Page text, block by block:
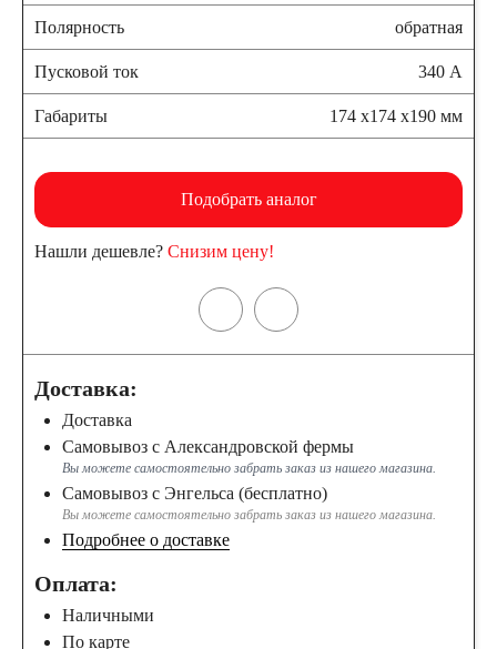
Полярность обратная
Пусковой ток 340 А
Габариты 174 x174 x190 мм
Подобрать аналог
Нашли дешевле? Снизим цену!
Доставка:
Доставка
Самовывоз с Александровской фермы
Вы можете самостоятельно забрать заказ из нашего магазина.
Самовывоз с Энгельса (бесплатно)
Вы можете самостоятельно забрать заказ из нашего магазина.
Подробнее о доставке
Оплата:
Наличными
По карте